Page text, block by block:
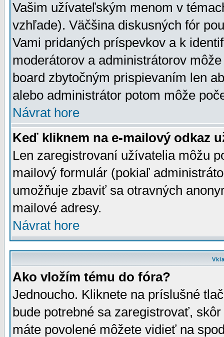
Vašim užívateľským menom v
vzhľade). Väčšina diskusných fór
Vami pridaných príspevkov a k
moderátorov a administrátorov
board zbytočným prispievaním len
alebo administrátor potom môže
Návrat hore
Keď kliknem na e-mailový odkaz
Len zaregistrovaní užívatelia môžu
mailový formulár (pokiaľ
umožňuje zbaviť sa otravných
mailové adresy.
Návrat hore
Ako vložím tému do fóra?
Jednoucho. Kliknete na príslušné
bude potrebné sa zaregistrovať,
máte povolené môžete vidieť na